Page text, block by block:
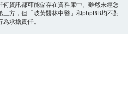
資訊都可能儲存在資料庫中。雖然未經您
方，但「岐黃醫林中醫」和phpBB均不對
承擔責任。